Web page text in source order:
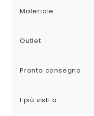
Materiale
Outlet
Pronta consegna
I più visti a :